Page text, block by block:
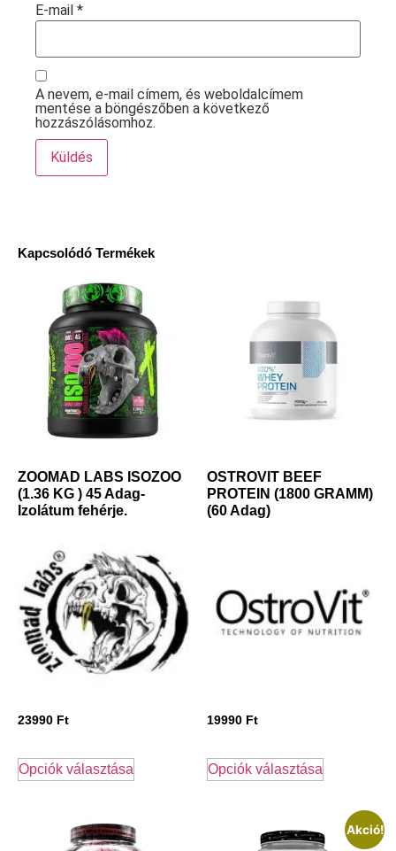
Kapcsolódó Termékek
ZOOMAD LABS ISOZOO
(1.36 KG ) 45 Adag-
Izolátum fehérje.
23990 Ft
Opciók választása
OSTROVIT BEEF
PROTEIN (1800 GRAMM)
(60 Adag)
19990 Ft
Opciók választása
Akció!
E-mail *
A nevem, e-mail címem, és weboldalcímem
mentése a böngészőben a következő
hozzászólásomhoz.